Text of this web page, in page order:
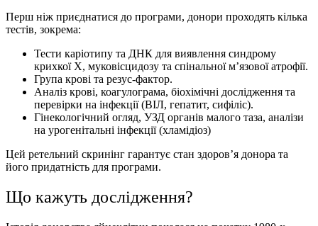
Перш ніж приєднатися до програми, донори проходять кілька
тестів, зокрема:
Тести каріотипу та ДНК для виявлення синдрому
крихкої X, муковісцидозу та спінальної м’язової атрофії.
Група крові та резус-фактор.
Аналіз крові, коагулограма, біохімічні дослідження та
перевірки на інфекції (ВІЛ, гепатит, сифіліс).
Гінекологічний огляд, УЗД органів малого таза, аналізи
на урогенітальні інфекції (хламідіоз)
Цей ретельний скринінг гарантує стан здоров’я донора та
його придатність для програми.
Що кажуть дослiдження?